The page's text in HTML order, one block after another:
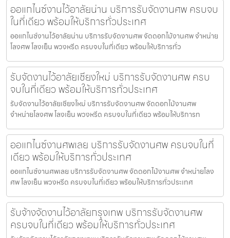
ออแกไนซ์งานไว้อาลัยน่าน บริการรับจัดงานศพ ครบจบ
ในที่เดียว พร้อมให้บริการทั่วประเทศ
ออแกไนซ์งานไว้อาลัยน่าน บริการรับจัดงานศพ จัดดอกไม้งานศพ จำหน่าย
โลงศพ โลงเย็น พวงหรีด ครบจบในที่เดียว พร้อมให้บริการทั่ว
รับจัดงานไว้อาลัยเชียงใหม่ บริการรับจัดงานศพ ครบ
จบในที่เดียว พร้อมให้บริการทั่วประเทศ
รับจัดงานไว้อาลัยเชียงใหม่ บริการรับจัดงานศพ จัดดอกไม้งานศพ
จำหน่ายโลงศพ โลงเย็น พวงหรีด ครบจบในที่เดียว พร้อมให้บริการท
ออแกไนซ์งานศพเลย บริการรับจัดงานศพ ครบจบในที่
เดียว พร้อมให้บริการทั่วประเทศ
ออแกไนซ์งานศพเลย บริการรับจัดงานศพ จัดดอกไม้งานศพ จำหน่ายโลง
ศพ โลงเย็น พวงหรีด ครบจบในที่เดียว พร้อมให้บริการทั่วประเทศ
รับจ้างจัดงานไว้อาลัยกรุงเทพ บริการรับจัดงานศพ
ครบจบในที่เดียว พร้อมให้บริการทั่วประเทศ